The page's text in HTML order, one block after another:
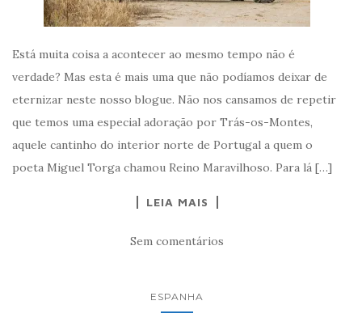
Está muita coisa a acontecer ao mesmo tempo não é
verdade? Mas esta é mais uma que não podíamos deixar de
eternizar neste nosso blogue. Não nos cansamos de repetir
que temos uma especial adoração por Trás-os-Montes,
aquele cantinho do interior norte de Portugal a quem o
poeta Miguel Torga chamou Reino Maravilhoso. Para lá […]
LEIA MAIS
Sem comentários
ESPANHA